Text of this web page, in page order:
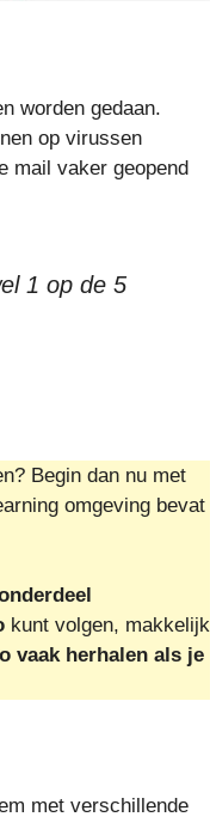
worden gedaan.
op virussen
mail vaker geopend
1 op de 5
Begin dan nu met
omgeving bevat
kunt volgen, makkelijk
vaak herhalen als je
met verschillende